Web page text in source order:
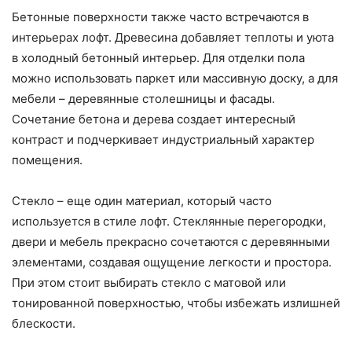
Бетонные поверхности также часто встречаются в
интерьерах лофт. Древесина добавляет теплоты и уюта
в холодный бетонный интерьер. Для отделки пола
можно использовать паркет или массивную доску, а для
мебели – деревянные столешницы и фасады.
Сочетание бетона и дерева создает интересный
контраст и подчеркивает индустриальный характер
помещения.
Стекло – еще один материал, который часто
используется в стиле лофт. Стеклянные перегородки,
двери и мебель прекрасно сочетаются с деревянными
элементами, создавая ощущение легкости и простора.
При этом стоит выбирать стекло с матовой или
тонированной поверхностью, чтобы избежать излишней
блескости.